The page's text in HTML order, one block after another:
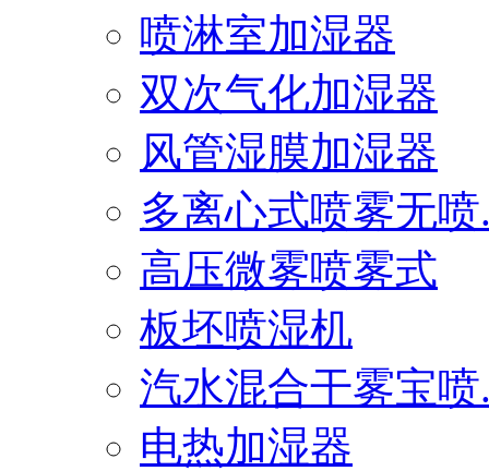
喷淋室加湿器
双次气化加湿器
风管湿膜加湿器
多离心式喷雾无喷
高压微雾喷雾式
板坯喷湿机
汽水混合干雾宝喷
电热加湿器